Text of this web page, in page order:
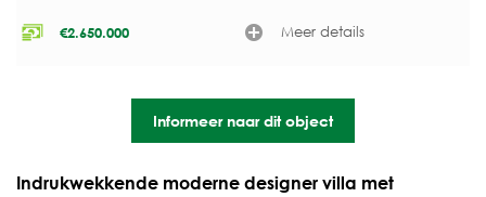
€2.650.000 Meer details
Informeer naar dit object
Indrukwekkende moderne designer villa met